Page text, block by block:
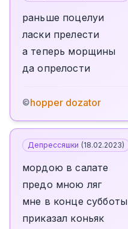
раньше поцелуи
ласки прелести
а теперь морщины
да опрелости
©hopper dozator
Депрессяшки (18.02.2023)
мордою в салате
предо мною ляг
мне в конце субботы
приказал коньяк